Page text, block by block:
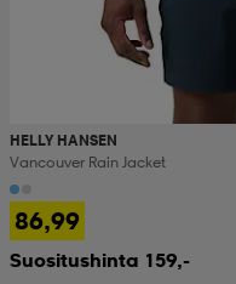
HELLY HANSEN
Vancouver Rain Jacket
86,99
Suositushinta 159,-